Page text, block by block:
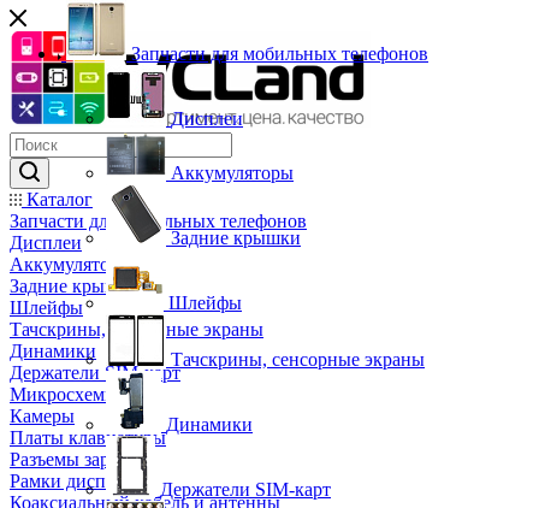
Каталог
Запчасти для мобильных телефонов
Дисплеи
Аккумуляторы
Задние крышки
Шлейфы
Тачскрины, сенсорные экраны
Динамики
Держатели SIM-карт
Микросхемы
Камеры
Платы клавиатуры
Разъемы зарядки
Рамки дисплея
Коаксиальный кабель и антенны
Запчасти для мобильных телефонов
Дисплеи
Аккумуляторы
Задние крышки
Шлейфы
Тачскрины, сенсорные экраны
Динамики
Держатели SIM-карт